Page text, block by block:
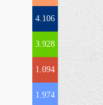
4.106
3.928
1.094
1.974